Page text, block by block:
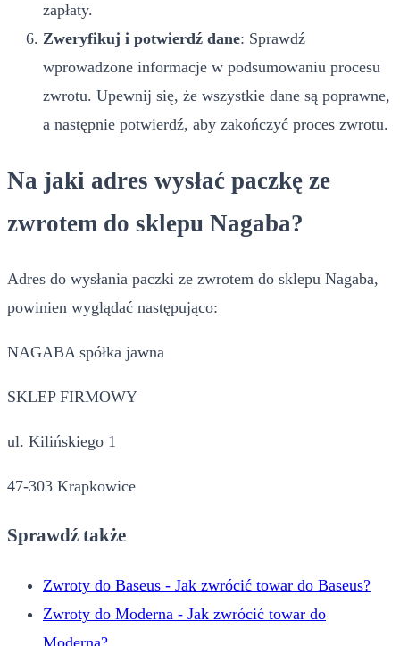
zapłaty.
Zweryfikuj i potwierdź dane: Sprawdź
wprowadzone informacje w podsumowaniu procesu
zwrotu. Upewnij się, że wszystkie dane są poprawne,
a następnie potwierdź, aby zakończyć proces zwrotu.
Na jaki adres wysłać paczkę ze
zwrotem do sklepu Nagaba?
Adres do wysłania paczki ze zwrotem do sklepu Nagaba,
powinien wyglądać następująco:
NAGABA spółka jawna
SKLEP FIRMOWY
ul. Kilińskiego 1
47-303 Krapkowice
Sprawdź także
Zwroty do Baseus - Jak zwrócić towar do Baseus?
Zwroty do Moderna - Jak zwrócić towar do